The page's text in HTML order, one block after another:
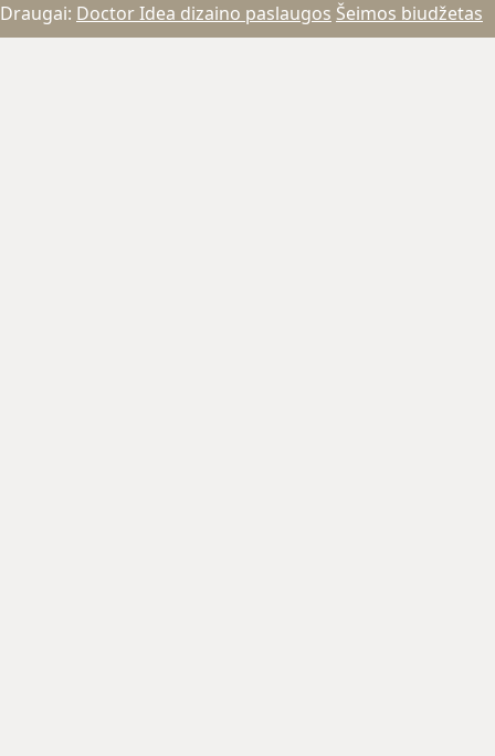
Draugai: Doctor Idea dizaino paslaugos Šeimos biudžetas